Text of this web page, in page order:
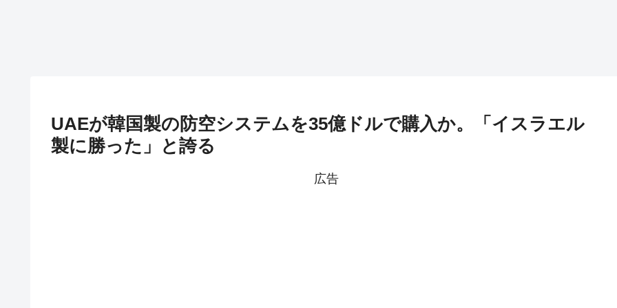
UAEが韓国製の防空システムを35億ドルで購入か。「イスラエル
製に勝った」と誇る
広告